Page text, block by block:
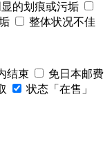
的划痕或污垢
整体状况不佳
结束
免日本邮费
状态「在售」